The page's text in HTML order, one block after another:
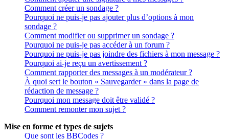
Comment créer un sondage ?
Pourquoi ne puis-je pas ajouter plus d’options à mon
sondage ?
Comment modifier ou supprimer un sondage ?
Pourquoi ne puis-je pas accéder à un forum ?
Pourquoi ne puis-je pas joindre des fichiers à mon message ?
Pourquoi ai-je reçu un avertissement ?
Comment rapporter des messages à un modérateur ?
À quoi sert le bouton « Sauvegarder » dans la page de
rédaction de message ?
Pourquoi mon message doit être validé ?
Comment remonter mon sujet ?
Mise en forme et types de sujets
Que sont les BBCodes ?